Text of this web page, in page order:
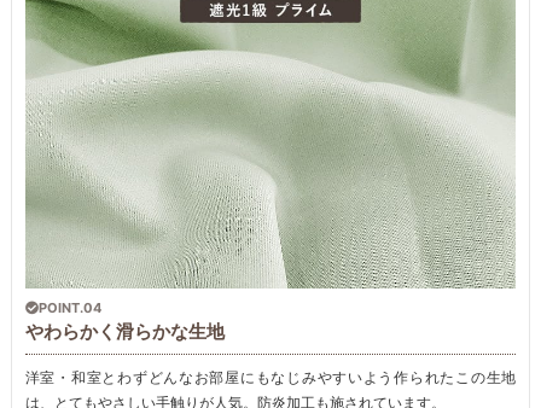
POINT.04
やわらかく滑らかな生地
洋室・和室とわずどんなお部屋にもなじみやすいよう作られたこの生地
は、とてもやさしい手触りが人気。防炎加工も施されています。